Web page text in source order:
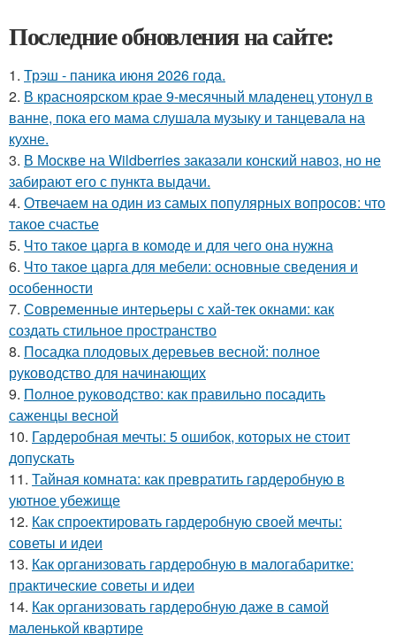
Последние обновления на сайте:
1. Трэш - паника июня 2026 года.
2. В красноярском крае 9-месячный младенец утонул в
ванне, пока его мама слушала музыку и танцевала на
кухне.
3. В Москве на Wildberries заказали конский навоз, но не
забирают его с пункта выдачи.
4. Отвечаем на один из самых популярных вопросов: что
такое счастье
5. Что такое царга в комоде и для чего она нужна
6. Что такое царга для мебели: основные сведения и
особенности
7. Современные интерьеры с хай-тек окнами: как
создать стильное пространство
8. Посадка плодовых деревьев весной: полное
руководство для начинающих
9. Полное руководство: как правильно посадить
саженцы весной
10. Гардеробная мечты: 5 ошибок, которых не стоит
допускать
11. Тайная комната: как превратить гардеробную в
уютное убежище
12. Как спроектировать гардеробную своей мечты:
советы и идеи
13. Как организовать гардеробную в малогабаритке:
практические советы и идеи
14. Как организовать гардеробную даже в самой
маленькой квартире